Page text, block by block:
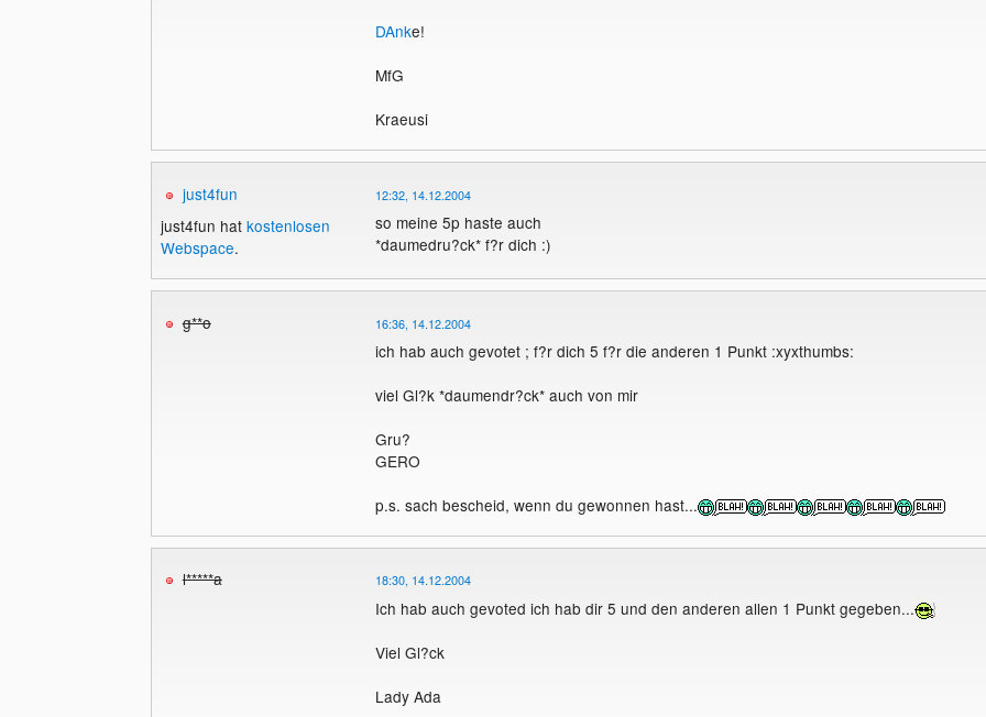
DAnke!
MfG
Kraeusi
just4fun
just4fun hat kostenlosen
Webspace.
12:32, 14.12.2004
so meine 5p haste auch
*daumedru?ck* f?r dich :)
g**o 16:36, 14.12.2004
ich hab auch gevotet ; f?r dich 5 f?r die anderen 1 Punkt :xyxthumbs:
viel Gl?k *daumendr?ck* auch von mir
Gru?
GERO
p.s. sach bescheid, wenn du gewonnen hast...
l*****a 18:30, 14.12.2004
Ich hab auch gevoted ich hab dir 5 und den anderen allen 1 Punkt gegeben...
Viel Gl?ck
Lady Ada